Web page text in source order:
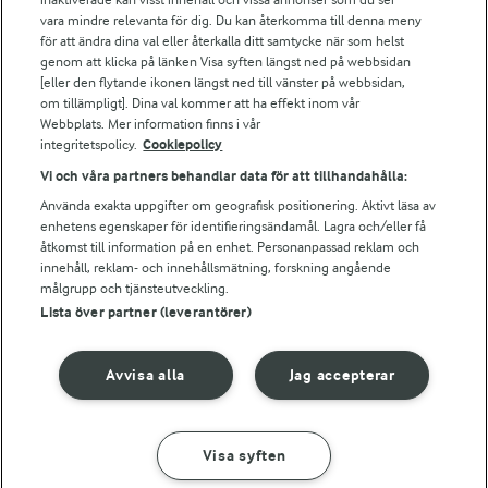
Falbygdens Ost
Arla webbshop
Bildbank
Följ oss
© 2026 Arla Foods
Ändra cookie-inställningar
vara mindre relevanta för dig. Du kan återkomma till denna meny
för att ändra dina val eller återkalla ditt samtycke när som helst
genom att klicka på länken Visa syften längst ned på webbsidan
[eller den flytande ikonen längst ned till vänster på webbsidan,
om tillämpligt]. Dina val kommer att ha effekt inom vår
Webbplats. Mer information finns i vår
integritetspolicy. Cookiepolicy
Vi och våra partners behandlar data för att tillhandahålla:
Använda exakta uppgifter om geografisk positionering. Aktivt läsa av
enhetens egenskaper för identifieringsändamål. Lagra och/eller få
åtkomst till information på en enhet. Personanpassad reklam och
innehåll, reklam- och innehållsmätning, forskning angående
målgrupp och tjänsteutveckling.
Lista över partner (leverantörer)
Jag accepterar
Avvisa alla
Visa syften